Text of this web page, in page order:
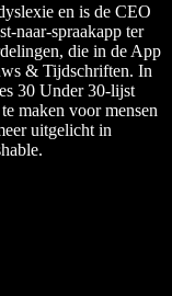
en is de CEO
naar-spraakapp ter
die in de App
& Tijdschriften. In
30 Under 30-lijst
maken voor mensen
uitgelicht in